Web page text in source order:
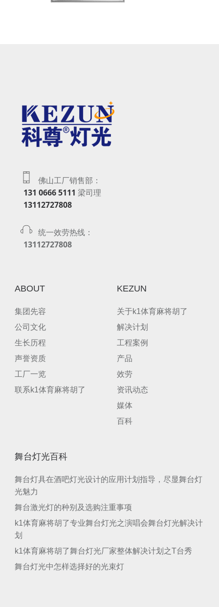
佛山工厂销售部：
131 0666 5111 梁司理
13112727808
统一效劳热线：
13112727808
ABOUT
集团先容
公司文化
生长历程
声誉资质
工厂一览
联系k1体育麻将胡了
KEZUN
关于k1体育麻将胡了
解决计划
工程案例
产品
效劳
资讯动态
媒体
百科
舞台灯光百科
舞台灯具在酒吧灯光设计的应用计划指导 ，尽显舞台灯
光魅力
舞台激光灯的种别及选购注重事项
k1体育麻将胡了专业舞台灯光之演唱会舞台灯光解决计
划
k1体育麻将胡了舞台灯光厂家整体解决计划之T台秀
舞台灯光中怎样选择好的光束灯